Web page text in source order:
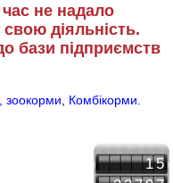
не надало
діяльність.
бази підприємств
зоокорми
Комбікорми.
15